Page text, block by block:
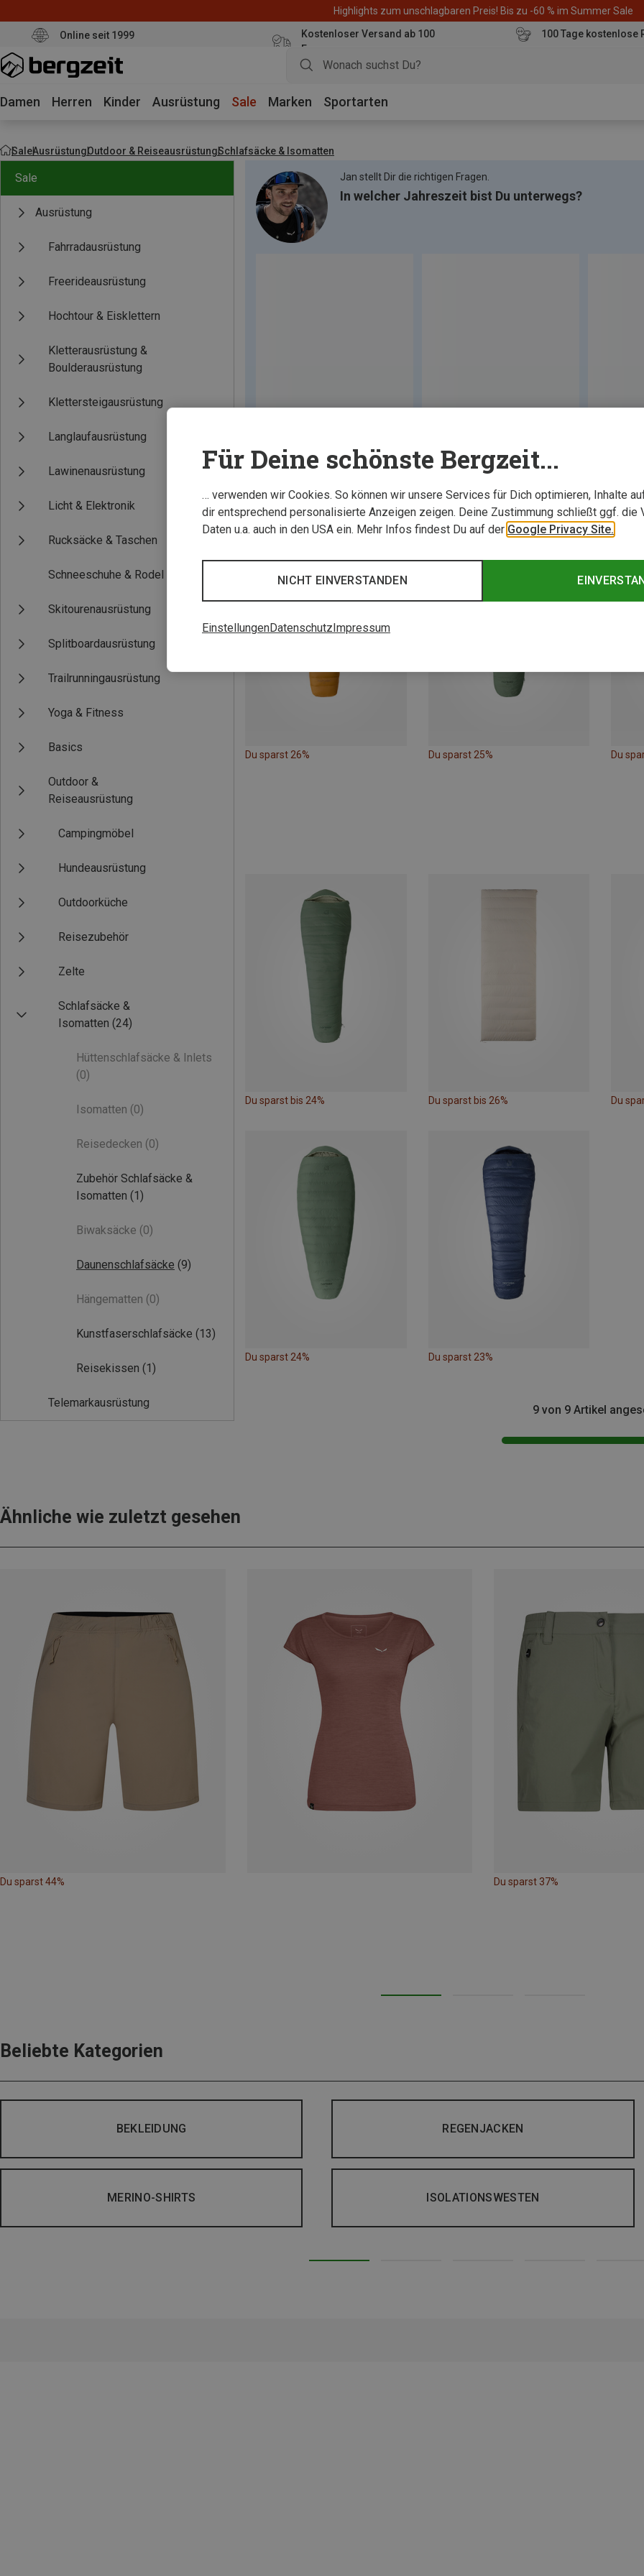
Highlights zum unschlagbaren Preis! Bis zu -60 % im Summer Sale
Online seit 1999
Kostenloser Versand ab 100
Euro
100 Tage kostenlose
Damen Herren Kinder Ausrüstung Sale Marken Sportarten
SaleAusrüstungOutdoor & ReiseausrüstungSchlafsäcke & Isomatten
Sale
Ausrüstung
Fahrradausrüstung
Freerideausrüstung
Hochtour & Eisklettern
Kletterausrüstung &
Boulderausrüstung
Klettersteigausrüstung
Langlaufausrüstung
Lawinenausrüstung
Licht & Elektronik
Rucksäcke & Taschen
Schneeschuhe & Rodel
Skitourenausrüstung
Splitboardausrüstung
Trailrunningausrüstung
Yoga & Fitness
Basics
Outdoor &
Reiseausrüstung
Campingmöbel
Hundeausrüstung
Outdoorküche
Reisezubehör
Zelte
Schlafsäcke &
Isomatten (24)
Hüttenschlafsäcke & Inlets
(0)
Isomatten (0)
Reisedecken (0)
Zubehör Schlafsäcke &
Isomatten (1)
Biwaksäcke (0)
Daunenschlafsäcke (9)
Hängematten (0)
Kunstfaserschlafsäcke (13)
Reisekissen (1)
Telemarkausrüstung
Jan stellt Dir die richtigen Fragen.
In welcher Jahreszeit bist Du unterwegs?
Du sparst 26% Du sparst 25% Du
Du sparst bis 24% Du sparst bis 26% Du
Du sparst 24% Du sparst 23%
9 von 9 Artikel
Ähnliche wie zuletzt gesehen
Du sparst 44% Du sparst 37%
Beliebte Kategorien
BEKLEIDUNG REGENJACKEN
MERINO-SHIRTS ISOLATIONSWESTEN
Für Deine schönste Bergzeit...
… verwenden wir Cookies. So können wir unsere Services für Dich optimieren, Inhalte
dir entsprechend personalisierte Anzeigen zeigen. Deine Zustimmung schließt ggf. die
Daten u.a. auch in den USA ein. Mehr Infos findest Du auf der Google Privacy Site.
NICHT EINVERSTANDEN
EinstellungenDatenschutzImpressum